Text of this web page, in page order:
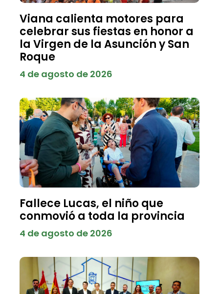
Viana calienta motores para
celebrar sus fiestas en honor a
la Virgen de la Asunción y San
Roque
4 de agosto de 2026
Fallece Lucas, el niño que
conmovió a toda la provincia
4 de agosto de 2026